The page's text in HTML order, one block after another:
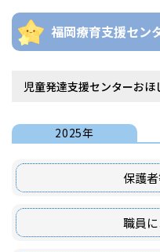
福岡療育支援セン
児童発達支援センターおほ
2025年
保護
職員